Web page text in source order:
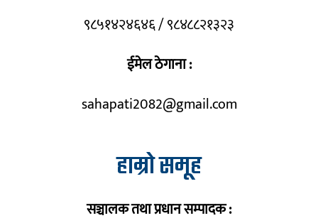
९८५१४२४६४६ / ९८४८८२१३२३
ईमेल ठेगाना :
sahapati2082@gmail.com
हाम्रो समूह
सञ्चालक तथा प्रधान सम्पादक :